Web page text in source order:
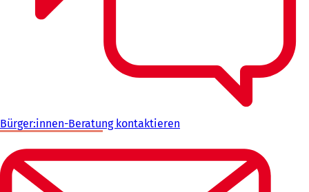
Bürger:innen-Beratung kontaktieren